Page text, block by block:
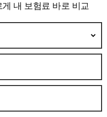
내 보험료 바로 비교